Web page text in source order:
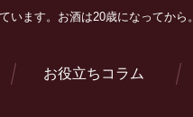
います。 お酒は20歳になってから。
お役立ちコラム